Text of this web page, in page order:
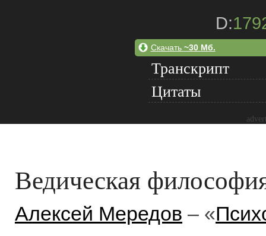
D:
Скачать ~30 Мб.
Транскрипт
Цитаты
Ведическая
Алексей Мередов – «